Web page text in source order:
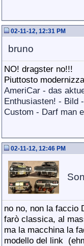
02-11-12, 12:31 PM
bruno
NO! dragster no!!!
Piuttosto
AmeriCar - das
Enthusiasten! - Bild
Custom - Darf man
02-11-12, 12:46 PM
no no, non la faccio
farò classica, al
ma la macchina la
modello del link